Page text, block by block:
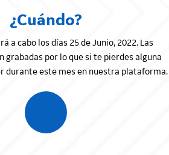
¿Cuándo?
a cabo los días 25 de Junio, 2022. Las
grabadas por lo que si te pierdes alguna
durante este mes en nuestra plataforma.